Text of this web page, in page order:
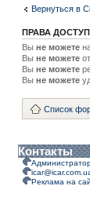
Вернуться в
ПРАВА
Вы не можете
Вы не можете
Вы не можете
Вы не можете
Список
Контакты
Реклама на